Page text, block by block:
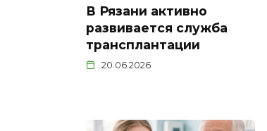
В Рязани активно
развивается служба
трансплантации
20.06.2026